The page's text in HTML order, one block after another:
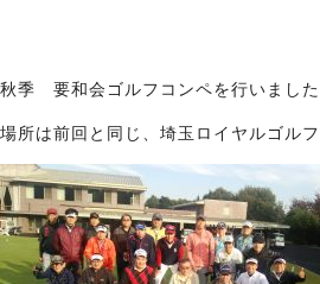
秋季 要和会ゴルフコンペを行いました
場所は前回と同じ、埼玉ロイヤルゴル